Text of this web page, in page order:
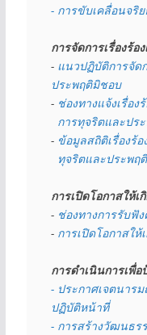
- การขับเคลื่อนจริ
การจัดการเรื่องร้
- แนวปฏิบัติการจัด
ประพฤติมิชอบ
- ช่องทางแจ้งเรื่อง
การทุจริตและป
- ข้อมูลสถิติเรื่องร้อ
ทุจริตและประพ
การเปิดโอกาสให้
- ช่องทางการรับฟั
- การเปิดโอกาสใ
การดำเนินการเพื่
- ประกาศเจตนาร
ปฏิบัติหน้าที่
- การสร้างวัฒนธร